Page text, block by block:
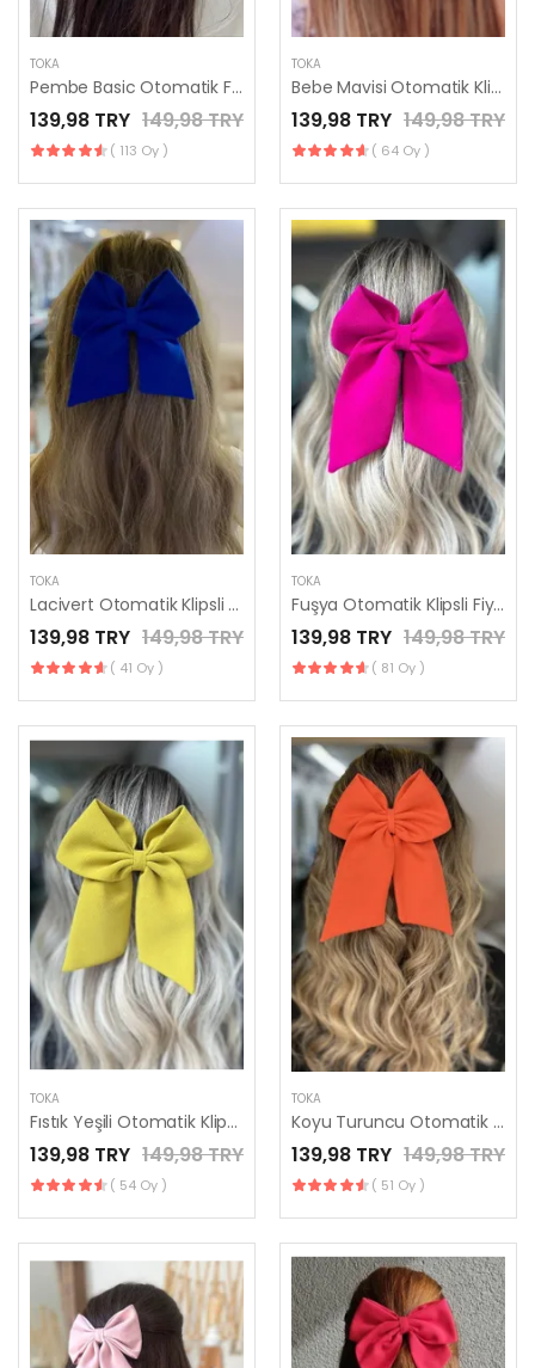
TOKA
Pembe Basic Otomatik Fiyonk Toka - El Yapımı Toka
139,98 TRY 149,98 TRY
( 113 Oy )
TOKA
Bebe Mavisi Otomatik Klipsli Fiyonk Toka
139,98 TRY 149,98 TRY
( 64 Oy )
TOKA
Lacivert Otomatik Klipsli Fiyonk Toka
139,98 TRY 149,98 TRY
( 41 Oy )
TOKA
Fuşya Otomatik Klipsli Fiyonk Toka
139,98 TRY 149,98 TRY
( 81 Oy )
TOKA
Fıstık Yeşili Otomatik Klipsli Fiyonk Toka
139,98 TRY 149,98 TRY
( 54 Oy )
TOKA
Koyu Turuncu Otomatik Klipsli Fiyonk Toka
139,98 TRY 149,98 TRY
( 51 Oy )